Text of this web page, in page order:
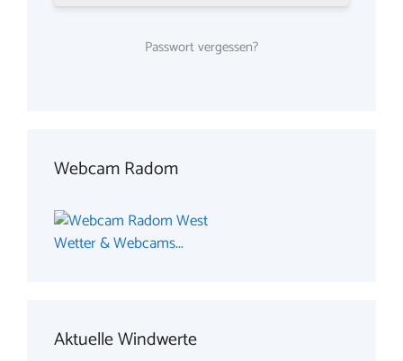
Passwort vergessen?
Webcam Radom
Wetter & Webcams...
Aktuelle Windwerte